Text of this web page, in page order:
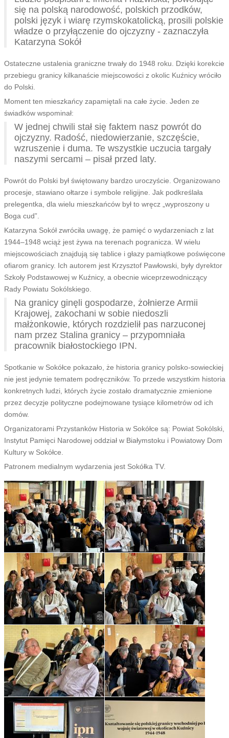
się na polską narodowość, polskich przodków,
polski język i wiarę rzymskokatolicką, prosili polskie
władze o przyłączenie do ojczyzny - zaznaczyła
Katarzyna Sokół
Ostateczne ustalenia graniczne trwały do 1948 roku. Dzięki korekcie
przebiegu granicy kilkanaście miejscowości z okolic Kuźnicy wróciło
do Polski.
Moment ten mieszkańcy zapamiętali na całe życie. Jeden ze
świadków wspominał:
W jednej chwili stał się faktem nasz powrót do
ojczyzny. Radość, niedowierzanie, szczęście,
wzruszenie i duma. Te wszystkie uczucia targały
naszymi sercami – pisał przed laty.
Powrót do Polski był świętowany bardzo uroczyście. Organizowano
procesje, stawiano ołtarze i symbole religijne. Jak podkreślała
prelegentka, dla wielu mieszkańców był to wręcz „wyproszony u
Boga cud”.
Katarzyna Sokół zwróciła uwagę, że pamięć o wydarzeniach z lat
1944–1948 wciąż jest żywa na terenach pogranicza. W wielu
miejscowościach znajdują się tablice i głazy pamiątkowe poświęcone
ofiarom granicy. Ich autorem jest Krzysztof Pawłowski, były dyrektor
Szkoły Podstawowej w Kuźnicy, a obecnie wiceprzewodniczący
Rady Powiatu Sokólskiego.
Na granicy ginęli gospodarze, żołnierze Armii
Krajowej, zakochani w sobie niedoszli
małżonkowie, których rozdzielił pas narzuconej
nam przez Stalina granicy – przypomniała
pracownik białostockiego IPN.
Spotkanie w Sokółce pokazało, że historia granicy polsko-sowieckiej
nie jest jedynie tematem podręczników. To przede wszystkim historia
konkretnych ludzi, których życie zostało dramatycznie zmienione
przez decyzje polityczne podejmowane tysiące kilometrów od ich
domów.
Organizatorami Przystanków Historia w Sokółce są: Powiat Sokólski,
Instytut Pamięci Narodowej oddział w Białymstoku i Powiatowy Dom
Kultury w Sokółce.
Patronem medialnym wydarzenia jest Sokółka TV.